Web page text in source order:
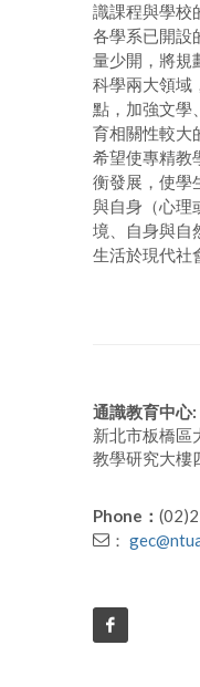
識課程與學校
各學系已開設
量少開，將規
科學兩大領域
點，加強文學
育相關性較大
希望使專精教
衡發展，使學
與自身（心理
境、自身與自
生活於現代社
通識教育中心:
新北市板橋區
教學研究大樓
Phone：
：